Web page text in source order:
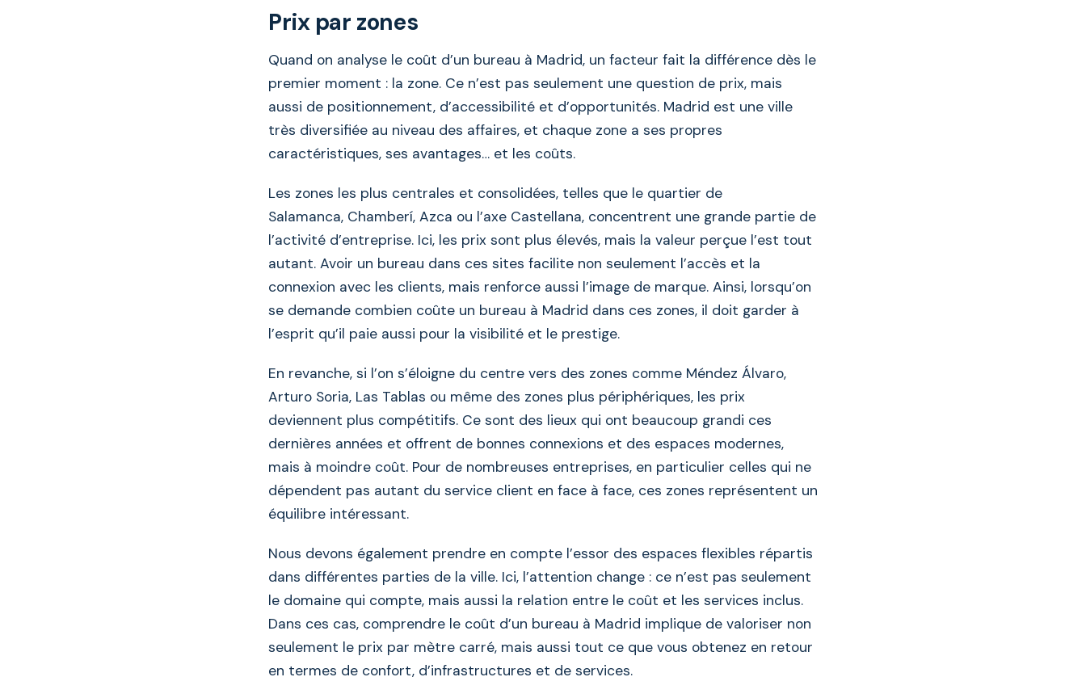
Prix par zones
Quand on analyse le coût d’un bureau à Madrid, un facteur fait la différence dès le
premier moment : la zone. Ce n’est pas seulement une question de prix, mais
aussi de positionnement, d’accessibilité et d’opportunités. Madrid est une ville
très diversifiée au niveau des affaires, et chaque zone a ses propres
caractéristiques, ses avantages… et les coûts.
Les zones les plus centrales et consolidées, telles que le quartier de
Salamanca, Chamberí, Azca ou l’axe Castellana, concentrent une grande partie de
l’activité d’entreprise. Ici, les prix sont plus élevés, mais la valeur perçue l’est tout
autant. Avoir un bureau dans ces sites facilite non seulement l’accès et la
connexion avec les clients, mais renforce aussi l’image de marque. Ainsi, lorsqu’on
se demande combien coûte un bureau à Madrid dans ces zones, il doit garder à
l’esprit qu’il paie aussi pour la visibilité et le prestige.
En revanche, si l’on s’éloigne du centre vers des zones comme Méndez Álvaro,
Arturo Soria, Las Tablas ou même des zones plus périphériques, les prix
deviennent plus compétitifs. Ce sont des lieux qui ont beaucoup grandi ces
dernières années et offrent de bonnes connexions et des espaces modernes,
mais à moindre coût. Pour de nombreuses entreprises, en particulier celles qui ne
dépendent pas autant du service client en face à face, ces zones représentent un
équilibre intéressant.
Nous devons également prendre en compte l’essor des espaces flexibles répartis
dans différentes parties de la ville. Ici, l’attention change : ce n’est pas seulement
le domaine qui compte, mais aussi la relation entre le coût et les services inclus.
Dans ces cas, comprendre le coût d’un bureau à Madrid implique de valoriser non
seulement le prix par mètre carré, mais aussi tout ce que vous obtenez en retour
en termes de confort, d’infrastructures et de services.